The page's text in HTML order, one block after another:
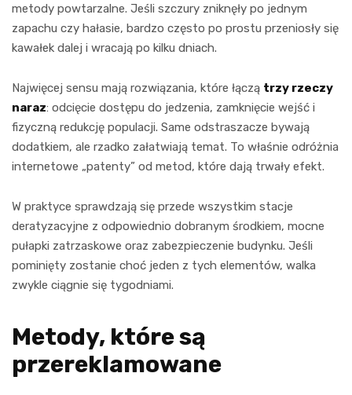
metody powtarzalne. Jeśli szczury zniknęły po jednym
zapachu czy hałasie, bardzo często po prostu przeniosły się
kawałek dalej i wracają po kilku dniach.
Najwięcej sensu mają rozwiązania, które łączą trzy rzeczy
naraz: odcięcie dostępu do jedzenia, zamknięcie wejść i
fizyczną redukcję populacji. Same odstraszacze bywają
dodatkiem, ale rzadko załatwiają temat. To właśnie odróżnia
internetowe „patenty” od metod, które dają trwały efekt.
W praktyce sprawdzają się przede wszystkim stacje
deratyzacyjne z odpowiednio dobranym środkiem, mocne
pułapki zatrzaskowe oraz zabezpieczenie budynku. Jeśli
pominięty zostanie choć jeden z tych elementów, walka
zwykle ciągnie się tygodniami.
Metody, które są
przereklamowane